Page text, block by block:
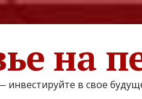
на
инвестируйте в свое